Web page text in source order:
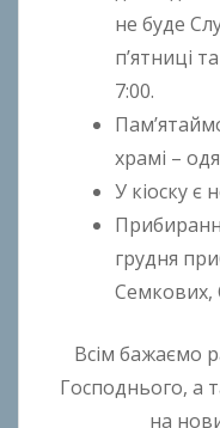
не буде
п’ятниці
7:00.
храмі –
У кіоску є
грудня
Семкових,
Всім бажаємо
Господнього, а
на